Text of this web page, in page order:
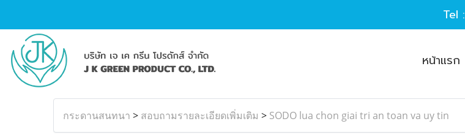
Tel :
หน้าแรก
กระดานสนทนา > สอบถามรายละเอียดเพิ่มเติม > SODO lua chon giai tri an toan va uy tin